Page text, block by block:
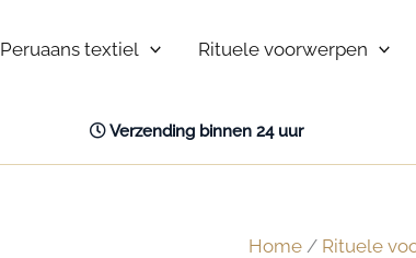
Peruaans textiel Rituele voorwerpen
Verzending binnen 24 uur
Home / Rituele